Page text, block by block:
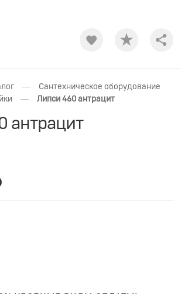
— Сантехническое оборудование
— Липси 460 антрацит
антрацит